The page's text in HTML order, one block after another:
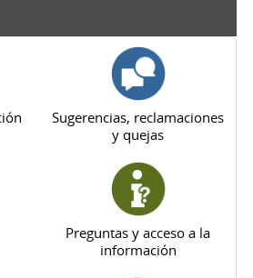
Sugerencias, reclamaciones
y quejas
Preguntas y acceso a la
información